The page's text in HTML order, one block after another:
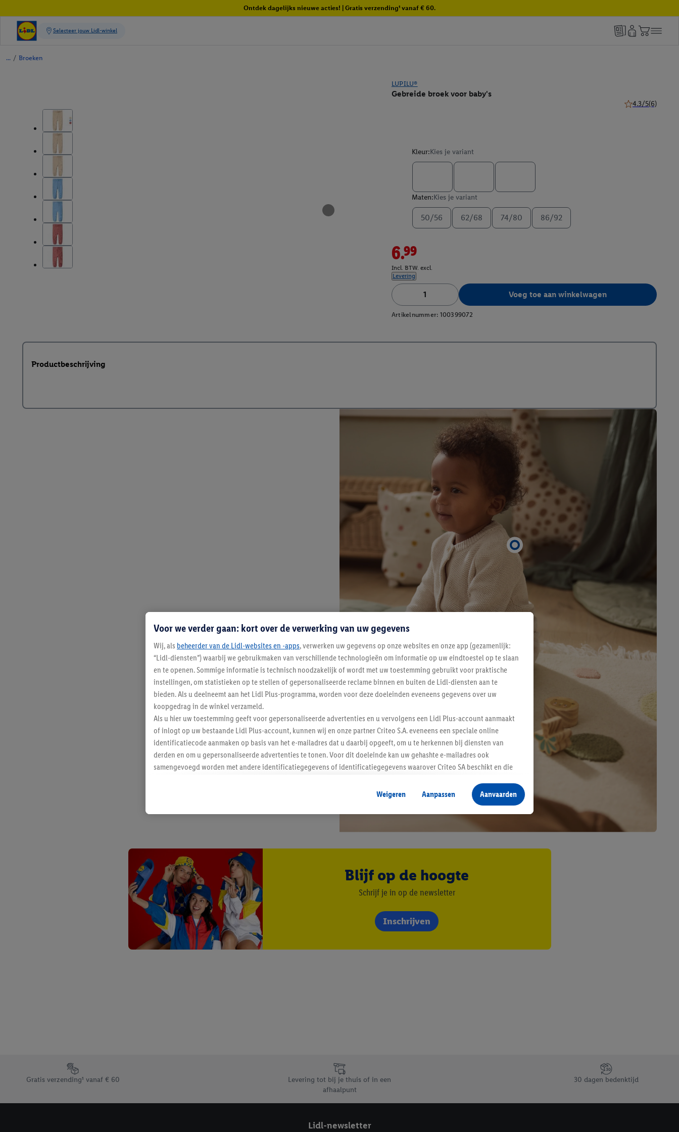
Ontdek dagelijks nieuwe acties! | Gratis verzending¹ vanaf € 60.
/ Broeken
LUPILU®
Gebreide broek voor baby's
4.3/5(6)
Kleur:Kies je variant
Maten:Kies je variant
50/56 62/68 74/80 86/92
6.99
Incl. BTW. excl.
Levering
Voeg toe aan winkelwagen
Artikelnummer: 100399072
Productbeschrijving
Blijf op de hoogte
Schrijf je in op de newsletter
Inschrijven
Footerelement met de verschillende USPs van Lidl.be
Gratis verzending¹ vanaf € 60
Levering tot bij je thuis of in een
afhaalpunt
30 dagen bedenktijd
Lidl-newsletter
Voor we verder gaan: kort over de verwerking van uw gegevens
Wij, als beheerder van de Lidl-websites en -apps, verwerken uw gegevens op onze websites en onze app (gezamenlijk:
“Lidl-diensten”) waarbij we gebruikmaken van verschillende technologieën om informatie op uw eindtoestel op te slaan
en te openen. Sommige informatie is technisch noodzakelijk of wordt met uw toestemming gebruikt voor praktische
instellingen, om statistieken op te stellen of gepersonaliseerde reclame binnen en buiten de Lidl-diensten aan te
bieden. Als u deelneemt aan het Lidl Plus-programma, worden voor deze doeleinden eveneens gegevens over uw
koopgedrag in de winkel verzameld.
Als u hier uw toestemming geeft voor gepersonaliseerde advertenties en u vervolgens een Lidl Plus-account aanmaakt
of inlogt op uw bestaande Lidl Plus-account, kunnen wij en onze partner Criteo S.A. eveneens een speciale online
identificatiecode aanmaken op basis van het e-mailadres dat u daarbij opgeeft, om u te herkennen bij diensten van
derden en om u gepersonaliseerde advertenties te tonen. Voor dit doeleinde kan uw gehashte e-mailadres ook
samengevoegd worden met andere identificatiegegevens of identificatiegegevens waarover Criteo SA beschikt en die
Als u hiermee akkoord gaat, kunnen advertenties in het kader van retargeting, d.w.z. advertenties voor producten waarin
u interesse hebt getoond (bijvoorbeeld door het product in de webshop aan uw winkelmandje toe te voegen, maar het
niet te kopen), ook op verschillende apparaten en verschillende Lidl-diensten worden weergegeven als er met behulp
van uw gehashte e-mailadres en eventuele andere identificatiegegevens/identificatiegegevens waarover Criteo SA
Onder “Aanpassen” kunt u individuele doeleinden toestaan en meer informatie vinden over de gegevensverwerking.
Door op “weigeren” te klikken, kunt u alleen het gebruik van de noodzakelijke technologieën toestaan. Door op
“aanvaarden” te klikken, stemt u in met alle verwerkingen voor alle bovengenoemde doeleinden. Meer informatie,
waaronder de bewaartermijn van de gegevens en uw recht om uw toestemming te allen tijde met vooruitwerkende
kracht in te trekken, vindt u in onze
Je vindt het impressum hier.
Weigeren Aanpassen Aanvaarden